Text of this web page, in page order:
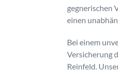
gegnerischen
einen
Bei einem
Versicherung
Reinfeld.